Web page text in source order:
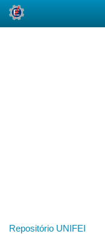
Repositório UNIFEI